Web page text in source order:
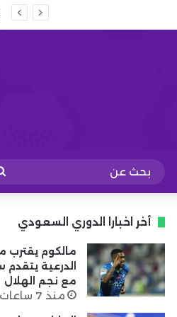
أخر اخبارا الدوري السعودي
مالكوم يقترب
الدرعية يتقدم
مع نجم الهلال
منذ 7 ساعات